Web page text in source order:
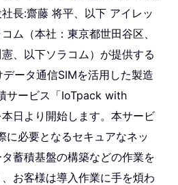
長:齋藤 将平、以下 アイレッ
ム（本社：東京都世田谷区、
、以下ソラコム）が提供する
ータ通信SIMを活用した製造
サービス「IoTpack with
日より開始します。本サービ
に必要となるセキュアなネッ
蓄積基盤の構築などの作業を
お客様は導入作業に手を煩わ